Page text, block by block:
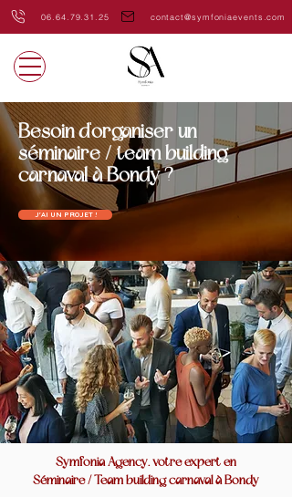
06.64.79.31.25 contact@symfoniaevents.com
Besoin d'organiser un
séminaire / team building
carnaval à Bondy ?
J'AI UN PROJET !
Symfonia Agency, votre expert en
Séminaire / Team building carnaval à Bondy